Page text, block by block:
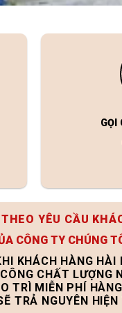
GỌI
YÊU CẦU
CÔNG TY CHÚNG
KHÁCH HÀNG HÀI
CHẤT LƯỢNG
TRÌ MIỄN PHÍ
TRẢ NGUYÊN